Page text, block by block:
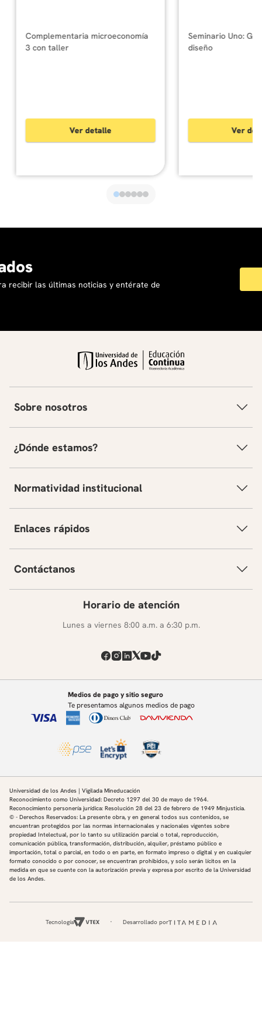
recibir las últimas noticias y entérate de
Sobre nosotros
¿Dónde estamos?
Normatividad institucional
Enlaces rápidos
Contáctanos
Horario de atención
Lunes a viernes 8:00 a.m. a 6:30 p.m.
Medios de pago y sitio seguro
Te presentamos algunos medios de pago
Universidad de los Andes | Vigilada Mineducación
Reconocimiento como Universidad: Decreto 1297 del 30 de mayo de 1964.
Reconocimiento personería jurídica: Resolución 28 del 23 de febrero de 1949 Minjusticia.
© - Derechos Reservados: La presente obra, y en general todos sus contenidos, se
encuentran protegidos por las normas internacionales y nacionales vigentes sobre
propiedad Intelectual, por lo tanto su utilización parcial o total, reproducción,
comunicación pública, transformación, distribución, alquiler, préstamo público e
importación, total o parcial, en todo o en parte, en formato impreso o digital y en cualquier
formato conocido o por conocer, se encuentran prohibidos, y solo serán lícitos en la
medida en que se cuente con la autorización previa y expresa por escrito de la Universidad
de los Andes.
Tecnología Desarrollado por